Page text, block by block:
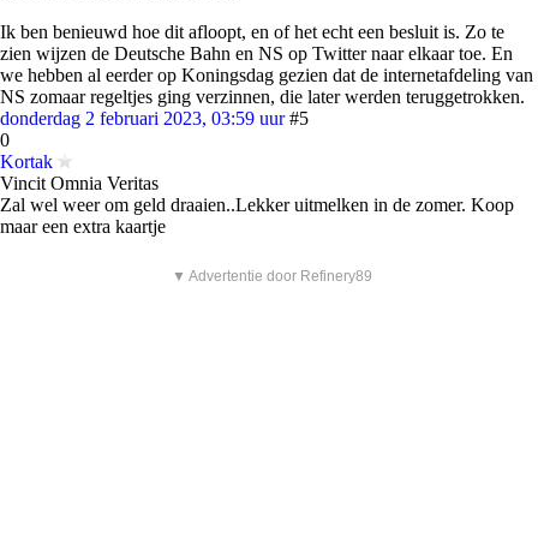
Ik ben benieuwd hoe dit afloopt, en of het echt een besluit is. Zo te
zien wijzen de Deutsche Bahn en NS op Twitter naar elkaar toe. En
we hebben al eerder op Koningsdag gezien dat de internetafdeling van
NS zomaar regeltjes ging verzinnen, die later werden teruggetrokken.
donderdag 2 februari 2023, 03:59 uur #5
0
Kortak
Vincit Omnia Veritas
Zal wel weer om geld draaien..Lekker uitmelken in de zomer. Koop
maar een extra kaartje
▼ Advertentie door Refinery89